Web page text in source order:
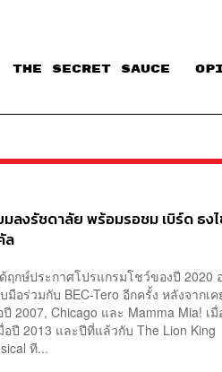
THE SECRET SAUCE​
ลงรัชดาลัย พร้อมรอชม เบิร์ด ธง
ล
ด้ฤกษ์ประกาศโปรแกรมโชว์ของปี 2020
อร่วมกับ BEC-Tero อีกครั้ง หลังจากเ
2007, Chicago และ Mamma Mia! เมื่
อปี 2013 และปีที่แล้วกับ The Lion
ที...